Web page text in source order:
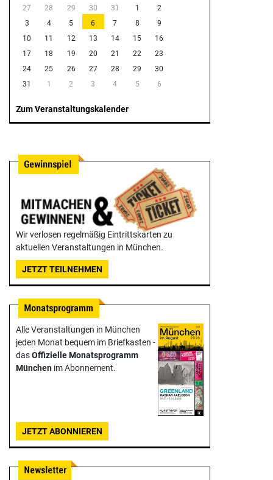
27
28 29 30 31 1
2
3
4 5 6 7 8
9
10
11 12 13 14 15
16
17
18 19 20 21 22
23
24
25 26 27 28 29
30
31
1 2 3 4 5 6
Zum Veranstaltungskalender
Wir verlosen regelmäßig Eintrittskarten zu
aktuellen Veranstaltungen in München.
JETZT TEILNEHMEN
Alle Veranstaltungen in München
jeden Monat bequem im Briefkasten -
dasOffizielle Monats­programm
München im Abonnement.
JETZT ABONNIEREN